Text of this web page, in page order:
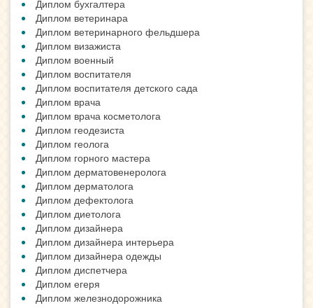
Диплом бухгалтера
Диплом ветеринара
Диплом ветеринарного фельдшера
Диплом визажиста
Диплом военный
Диплом воспитателя
Диплом воспитателя детского сада
Диплом врача
Диплом врача косметолога
Диплом геодезиста
Диплом геолога
Диплом горного мастера
Диплом дерматовенеролога
Диплом дерматолога
Диплом дефектолога
Диплом диетолога
Диплом дизайнера
Диплом дизайнера интерьера
Диплом дизайнера одежды
Диплом диспетчера
Диплом егеря
Диплом железнодорожника